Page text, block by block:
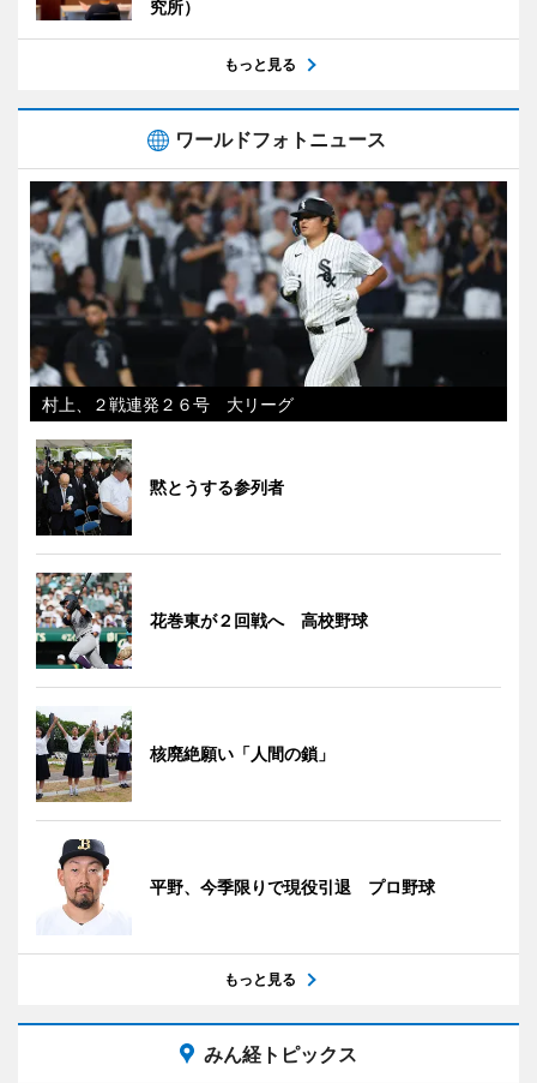
究所）
もっと見る
ワールドフォトニュース
村上、２戦連発２６号 大リーグ
黙とうする参列者
花巻東が２回戦へ 高校野球
核廃絶願い「人間の鎖」
平野、今季限りで現役引退 プロ野球
もっと見る
みん経トピックス